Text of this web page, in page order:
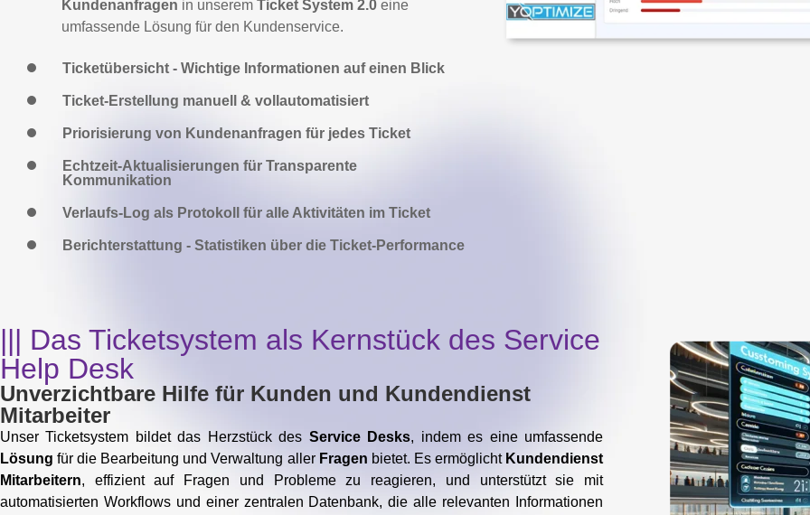
Kundenanfragen in unserem Ticket System 2.0 eine
umfassende Lösung für den Kundenservice.
Ticketübersicht - Wichtige Informationen auf einen Blick
Ticket-Erstellung manuell & vollautomatisiert
Priorisierung von Kundenanfragen für jedes Ticket
Echtzeit-Aktualisierungen für Transparente
Kommunikation
Verlaufs-Log als Protokoll für alle Aktivitäten im Ticket
Berichterstattung - Statistiken über die Ticket-Performance
||| Das Ticketsystem als Kernstück des Service
Help Desk
Unverzichtbare Hilfe für Kunden und Kundendienst
Mitarbeiter
Unser Ticketsystem bildet das Herzstück des Service Desks, indem es eine umfassende
Lösung für die Bearbeitung und Verwaltung aller Fragen bietet. Es ermöglicht Kundendienst
Mitarbeitern, effizient auf Fragen und Probleme zu reagieren, und unterstützt sie mit
automatisierten Workflows und einer zentralen Datenbank, die alle relevanten Informationen